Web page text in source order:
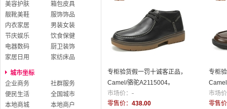
美容护肤
箱包皮具
靓靴美鞋
服饰饰品
内衣家居
男装女装
节庆娱乐
饮食保健
电器数码
厨卫装饰
家居日用
家纺床品
城市坐标
企业商务
社群服务
便民生活
全国城市
本地商城
本地商户
专柜验货假一罚十诚客正品，
Camel/骆驼A2115004。
市场价： -
零售价： 438.00
专柜
市场
零售